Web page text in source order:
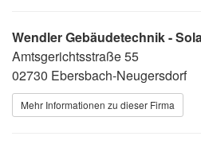
Wendler Gebäudetechnik -
Amtsgerichtsstraße 55
02730 Ebersbach-Neugersdorf
Mehr Informationen zu dieser Firma